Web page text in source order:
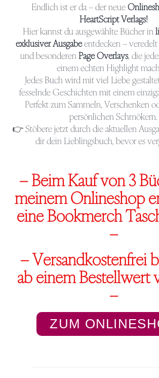
Endlich ist er da – der neue
HeartScript Verlags!
Hier kannst du ausgewählte Bücher in
exklusiver Ausgabeentdecken –
und besonderen Page Overlays, die
einem echten Highlight
Jedes Buch wird mit viel Liebe
fesselnde Geschichten mit einem
Perfekt zum Sammeln, Verschenken
persönlichen Schmökern.
👉 Stöbere jetzt durch die aktuellen
dir dein Lieblingsbuch, bevor es
– Beim Kauf von 3
meinem Onlineshop
eine Bookmerch
–
–Versandkostenfrei
ab einem Bestellwert
–
ZUM